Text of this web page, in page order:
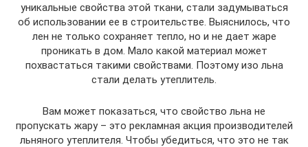
уникальные свойства этой ткани, стали задумываться
об использовании ее в строительстве. Выяснилось, что
лен не только сохраняет тепло, но и не дает жаре
проникать в дом. Мало какой материал может
похвастаться такими свойствами. Поэтому изо льна
стали делать утеплитель.
Вам может показаться, что свойство льна не
пропускать жару – это рекламная акция производителей
льняного утеплителя. Чтобы убедиться, что это не так